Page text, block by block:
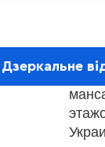
Дзеркальне